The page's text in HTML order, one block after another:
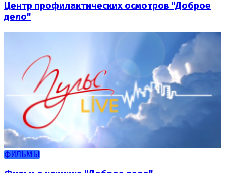
Центр профилактических осмотров "Доброе
дело"
ФИЛЬМЫ